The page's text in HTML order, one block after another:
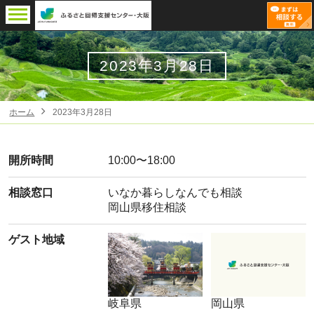
2023年3月28日
ホーム 2023年3月28日
開所時間 10:00〜18:00
相談窓口
いなか暮らしなんでも相談
岡山県移住相談
ゲスト地域
岐阜県 岡山県